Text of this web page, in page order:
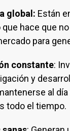
global: Están
que hace que
para
constante:
y
al
todo el tiempo.